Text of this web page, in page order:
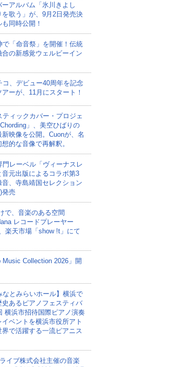
ーアルバム「氷川きよし
を歌う」が、9月2日発売決
同時公開！
で「命音祭」を開催！伝統
合の新感覚ウェルビーイン
コ、デビュー40周年を記念
アーが、11月にスタート！
ティックカバー・プロジェ
」、美空ひばりの
映像を公開。Cuonが、名
的な音像で再解釈。
門レーベル「ヴィーナスレ
音元出版によるコラボ第3
音、寺島靖国セレクション
発売
で、音楽のある空間
レコードプレーヤー
楽天市場「show !t」にて
Music Collection 2026」開
なとみらいホール】横浜で
史あるピアノフェスティバ
横浜市招待国際ピアノ演奏
ベントを横浜市役所アト
で活躍する一流ピアニス
イブ株式会社主催の音楽